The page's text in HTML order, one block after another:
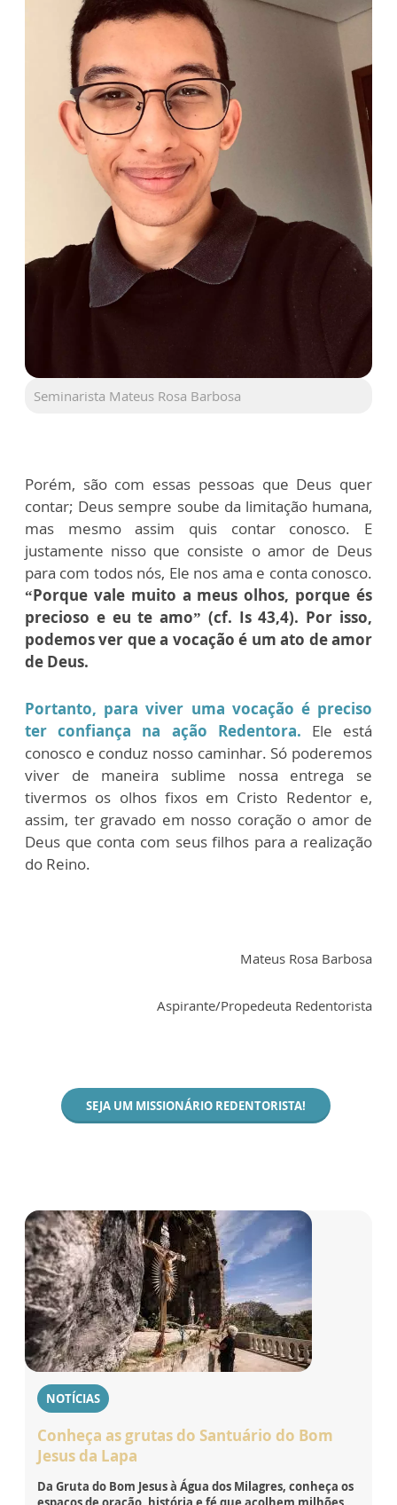
Seminarista Mateus Rosa Barbosa
Porém, são com essas pessoas que Deus quer
contar; Deus sempre soube da limitação humana,
mas mesmo assim quis contar conosco. E
justamente nisso que consiste o amor de Deus
para com todos nós, Ele nos ama e conta conosco.
“Porque vale muito a meus olhos, porque és
precioso e eu te amo” (cf. Is 43,4). Por isso,
podemos ver que a vocação é um ato de amor
de Deus.
Portanto, para viver uma vocação é preciso
ter confiança na ação Redentora. Ele está
conosco e conduz nosso caminhar. Só poderemos
viver de maneira sublime nossa entrega se
tivermos os olhos fixos em Cristo Redentor e,
assim, ter gravado em nosso coração o amor de
Deus que conta com seus filhos para a realização
do Reino.
Mateus Rosa Barbosa
Aspirante/Propedeuta Redentorista
SEJA UM MISSIONÁRIO REDENTORISTA!
NOTÍCIAS
Conheça as grutas do Santuário do Bom
Jesus da Lapa
Da Gruta do Bom Jesus à Água dos Milagres, conheça os